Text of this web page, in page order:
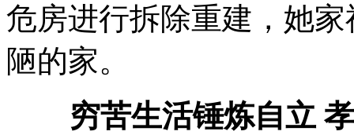
危房进行拆除重建，她
陋的家。
穷苦生活锤炼自立